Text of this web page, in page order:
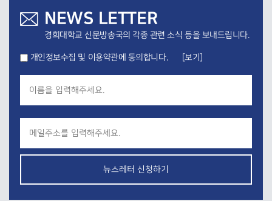
NEWS LETTER
경희대학교 신문방송국의 각종 관련 소식 등을 보내드립니다.
개인정보수집 및 이용약관에 동의합니다. [보기]
뉴스레터 신청하기